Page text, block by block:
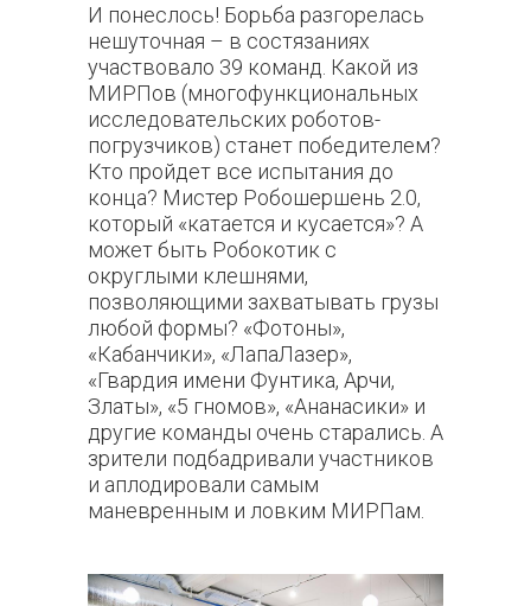
И понеслось! Борьба разгорелась
нешуточная – в состязаниях
участвовало 39 команд. Какой из
МИРПов (многофункциональных
исследовательских роботов-
погрузчиков) станет победителем?
Кто пройдет все испытания до
конца? Мистер Робошершень 2.0,
который «катается и кусается»? А
может быть Робокотик с
округлыми клешнями,
позволяющими захватывать грузы
любой формы? «Фотоны»,
«Кабанчики», «ЛапаЛазер»,
«Гвардия имени Фунтика, Арчи,
Златы», «5 гномов», «Ананасики» и
другие команды очень старались. А
зрители подбадривали участников
и аплодировали самым
маневренным и ловким МИРПам.